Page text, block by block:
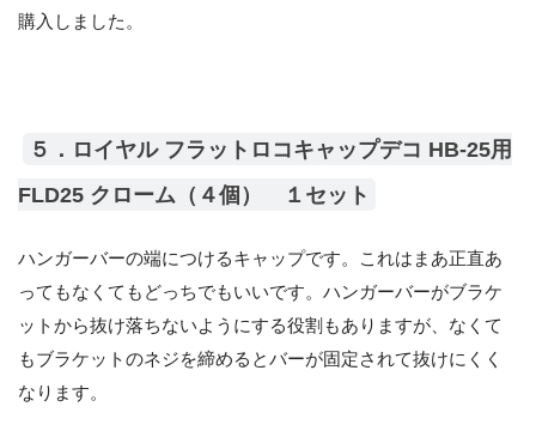
購入しました。
５．ロイヤル フラットロコキャップデコ HB-25用
FLD25 クローム（４個） １セット
ハンガーバーの端につけるキャップです。これはまあ正直あ
ってもなくてもどっちでもいいです。ハンガーバーがブラケ
ットから抜け落ちないようにする役割もありますが、なくて
もブラケットのネジを締めるとバーが固定されて抜けにくく
なります。